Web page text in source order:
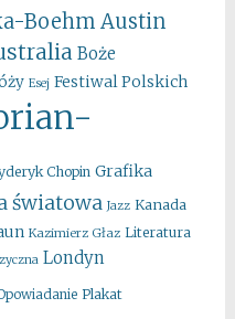
Boehm Austin
Boże
Esej Festiwal Polskich
Chopin Grafika
światowa Jazz Kanada
Kazimierz Głaz Literatura
Londyn
Plakat